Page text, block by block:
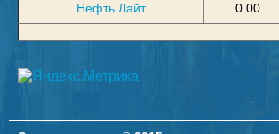
Нефть Лайт 0.00